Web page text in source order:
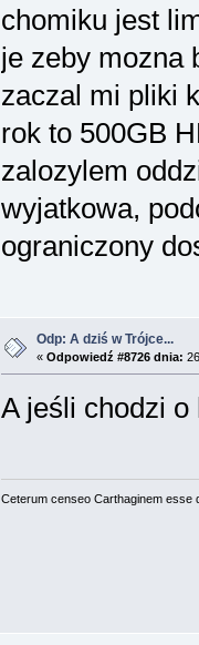
chomiku jest
je zeby mozna
zaczal mi pliki
rok to 500GB
zalozylem
wyjatkowa,
ograniczony
Odp: A dziś w Trójce...
« Odpowiedź #8726 dnia:
A jeśli chodzi o
Ceterum censeo Carthaginem esse